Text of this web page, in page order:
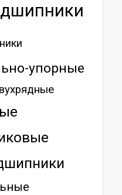
упорные